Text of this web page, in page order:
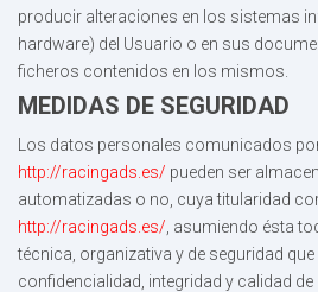
producir alteraciones en los sistemas
hardware) del Usuario o en sus
ficheros contenidos en los mismos.
MEDIDAS DE SEGURIDAD
Los datos personales comunicados
http://racingads.es/ pueden ser
automatizadas o no, cuya titularidad
http://racingads.es/ , asumiendo ésta
técnica, organizativa y de seguridad
confidencialidad, integridad y calidad